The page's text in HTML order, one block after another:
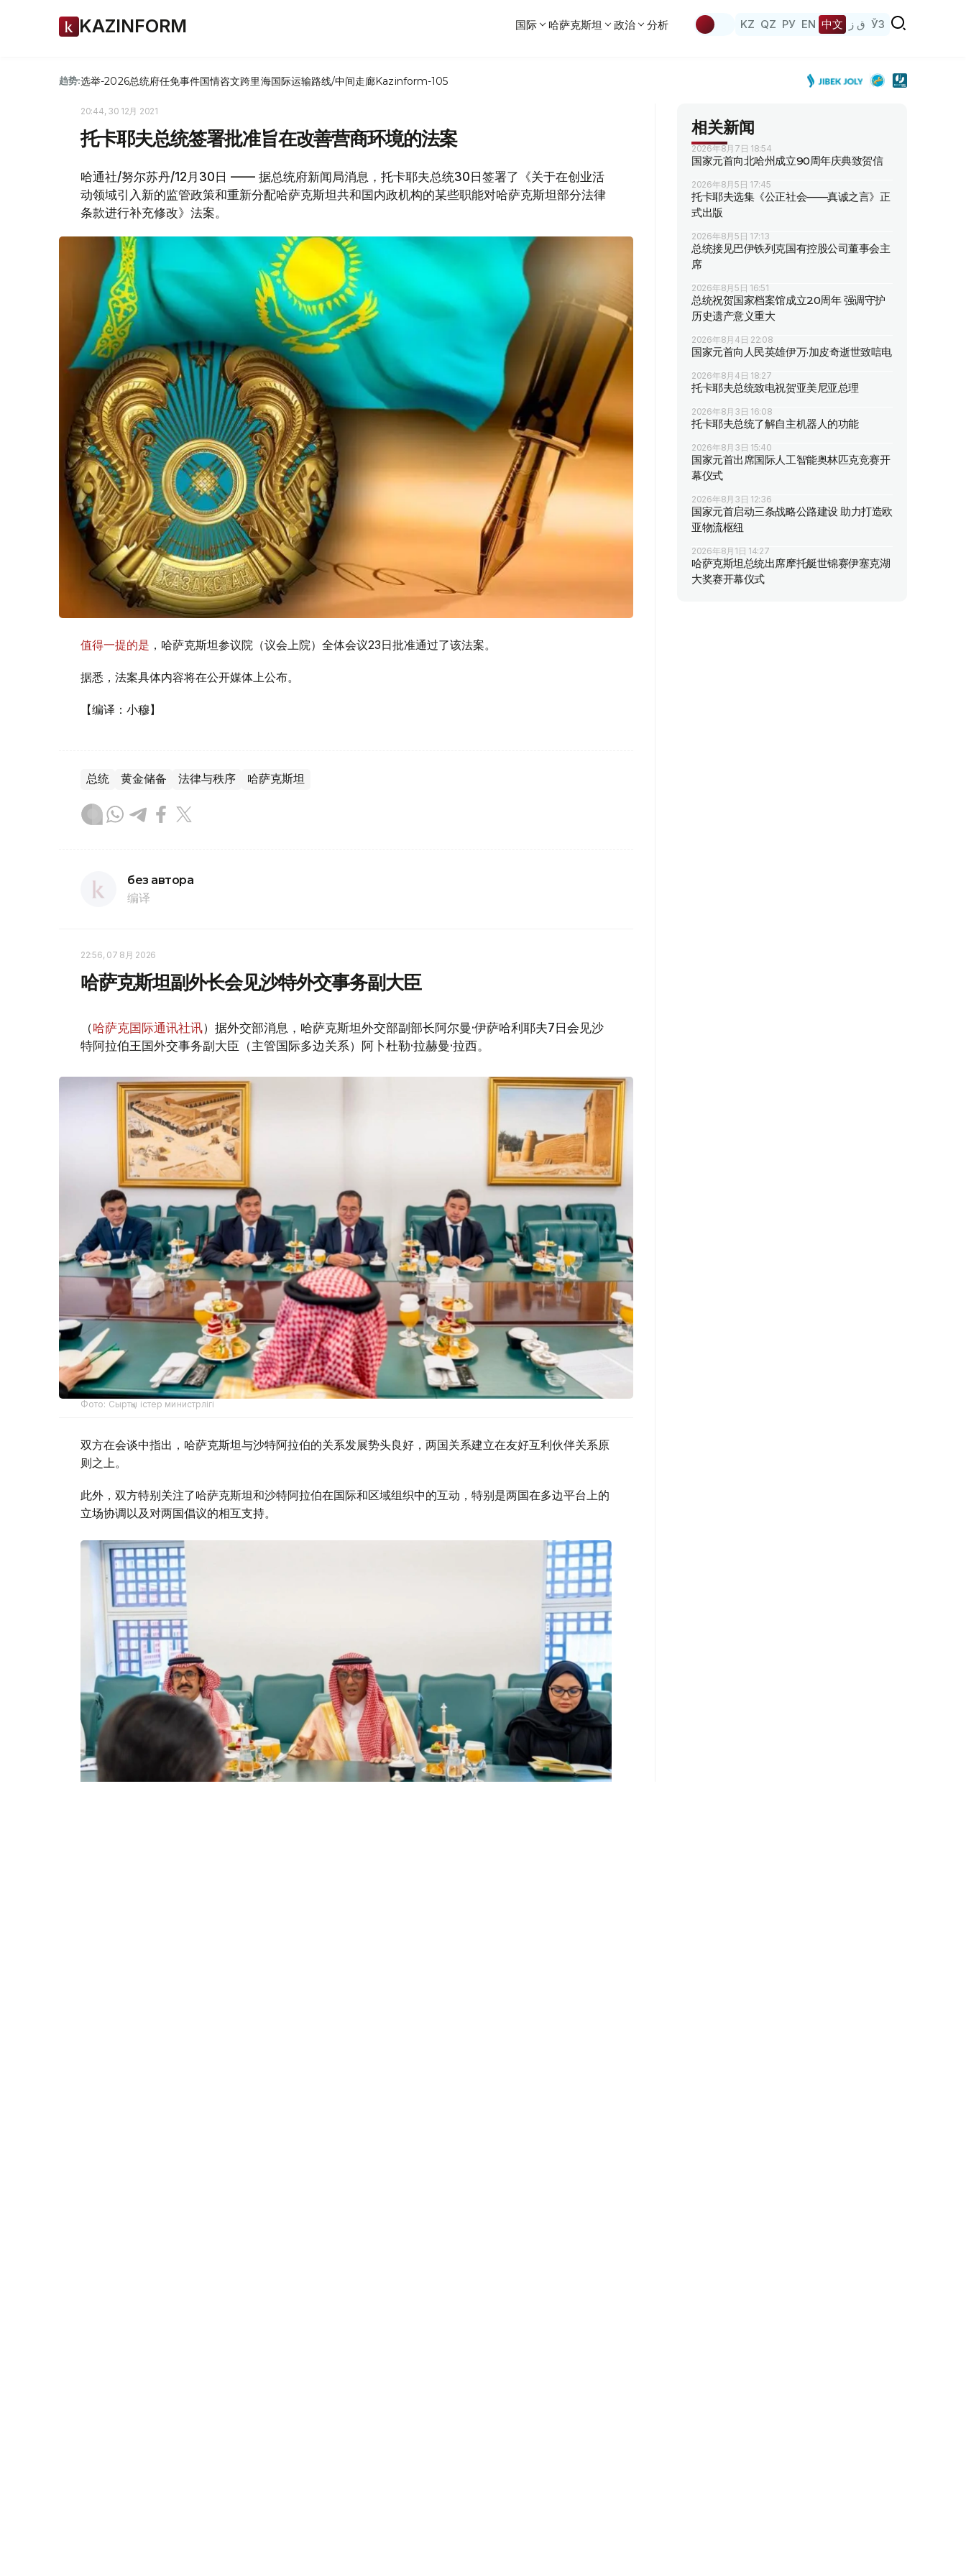
KAZINFORM 国际 哈萨克斯坦 政治 分析 KZ QZ РУ EN 中文 ق ز ЎЗ
趋势:选举-2026总统府任免事件国情咨文跨里海国际运输路线/中间走廊Kazinform-105
20:44, 30 12月 2021
托卡耶夫总统签署批准旨在改善营商环境的法案
哈通社/努尔苏丹/12月30日 —— 据总统府新闻局消息，托卡耶夫总统30日签署了《关于在创业活
动领域引入新的监管政策和重新分配哈萨克斯坦共和国内政机构的某些职能对哈萨克斯坦部分法律
条款进行补充修改》法案。
值得一提的是 ，哈萨克斯坦参议院（议会上院）全体会议23日批准通过了该法案。
据悉，法案具体内容将在公开媒体上公布。
【编译：小穆】
总统 黄金储备 法律与秩序 哈萨克斯坦
без автора
编译
22:56, 07 8月 2026
哈萨克斯坦副外长会见沙特外交事务副大臣
（哈萨克国际通讯社讯）据外交部消息，哈萨克斯坦外交部副部长阿尔曼·伊萨哈利耶夫7日会见沙
特阿拉伯王国外交事务副大臣（主管国际多边关系）阿卜杜勒·拉赫曼·拉西。
Фото: Сыртқы істер министрлігі
双方在会谈中指出，哈萨克斯坦与沙特阿拉伯的关系发展势头良好，两国关系建立在友好互利伙伴关系原
则之上。
此外，双方特别关注了哈萨克斯坦和沙特阿拉伯在国际和区域组织中的互动，特别是两国在多边平台上的
立场协调以及对两国倡议的相互支持。
相关新闻
2026年8月7日 18:54
国家元首向北哈州成立90周年庆典致贺信
2026年8月5日 17:45
托卡耶夫选集《公正社会——真诚之言》正
式出版
2026年8月5日 17:13
总统接见巴伊铁列克国有控股公司董事会主
席
2026年8月5日 16:51
总统祝贺国家档案馆成立20周年 强调守护
历史遗产意义重大
2026年8月4日 22:08
国家元首向人民英雄伊万·加皮奇逝世致唁电
2026年8月4日 18:27
托卡耶夫总统致电祝贺亚美尼亚总理
2026年8月3日 16:08
托卡耶夫总统了解自主机器人的功能
2026年8月3日 15:40
国家元首出席国际人工智能奥林匹克竞赛开
幕仪式
2026年8月3日 12:36
国家元首启动三条战略公路建设 助力打造欧
亚物流枢纽
2026年8月1日 14:27
哈萨克斯坦总统出席摩托艇世锦赛伊塞克湖
大奖赛开幕仪式